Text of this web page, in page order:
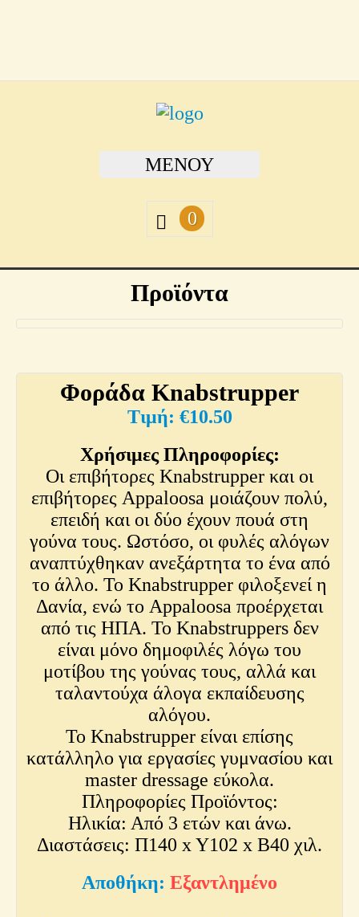
ΜΕΝΟΎ
0
Προϊόντα
Φοράδα Knabstrupper
€10.50
Χρήσιμες Πληροφορίες:
Οι επιβήτορες Knabstrupper και οι
επιβήτορες Appaloosa μοιάζουν πολύ,
επειδή και οι δύο έχουν πουά στη
γούνα τους. Ωστόσο, οι φυλές αλόγων
αναπτύχθηκαν ανεξάρτητα το ένα από
το άλλο. Το Knabstrupper φιλοξενεί η
Δανία, ενώ το Appaloosa προέρχεται
από τις ΗΠΑ. Το Knabstruppers δεν
είναι μόνο δημοφιλές λόγω του
μοτίβου της γούνας τους, αλλά και
ταλαντούχα άλογα εκπαίδευσης
αλόγου.
Το Knabstrupper είναι επίσης
κατάλληλο για εργασίες γυμνασίου και
master dressage εύκολα.
Πληροφορίες Προϊόντος:
Ηλικία: Από 3 ετών και άνω.
Διαστάσεις: Π140 x Y102 x Β40 χιλ.
Εξαντλημένο